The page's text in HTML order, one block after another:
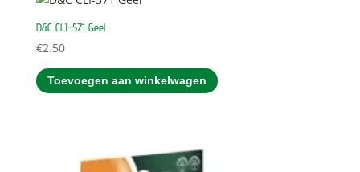
D&C CLI-571 Geel
€2.50
Toevoegen aan winkelwagen